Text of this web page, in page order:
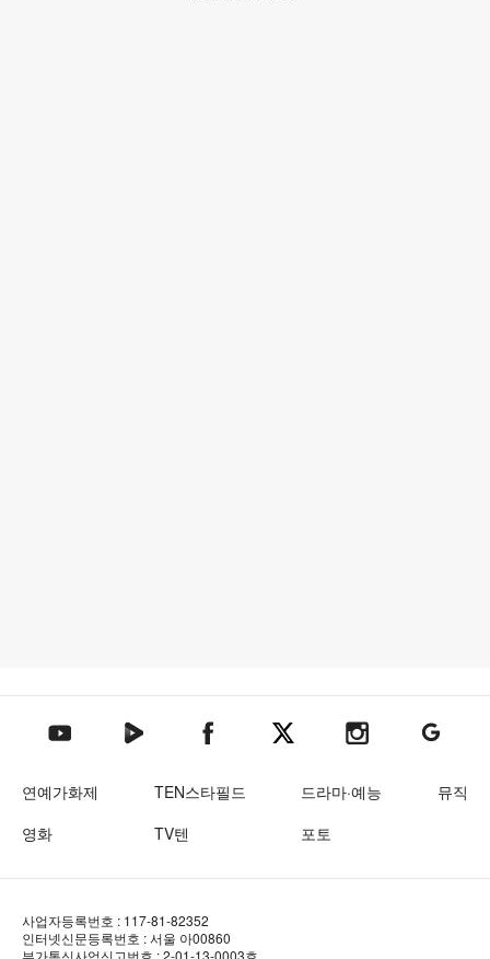
텐아시아 유튜브텐아시아 네이버TV텐아시아 페이스북텐아시아 엑스텐아시아 인스타그램
텐아시아
연예가화제 TEN스타필드 드라마·예능
뮤직
영화
TV텐 포토
사업자등록번호 : 117-81-82352
인터넷신문등록번호 : 서울 아00860